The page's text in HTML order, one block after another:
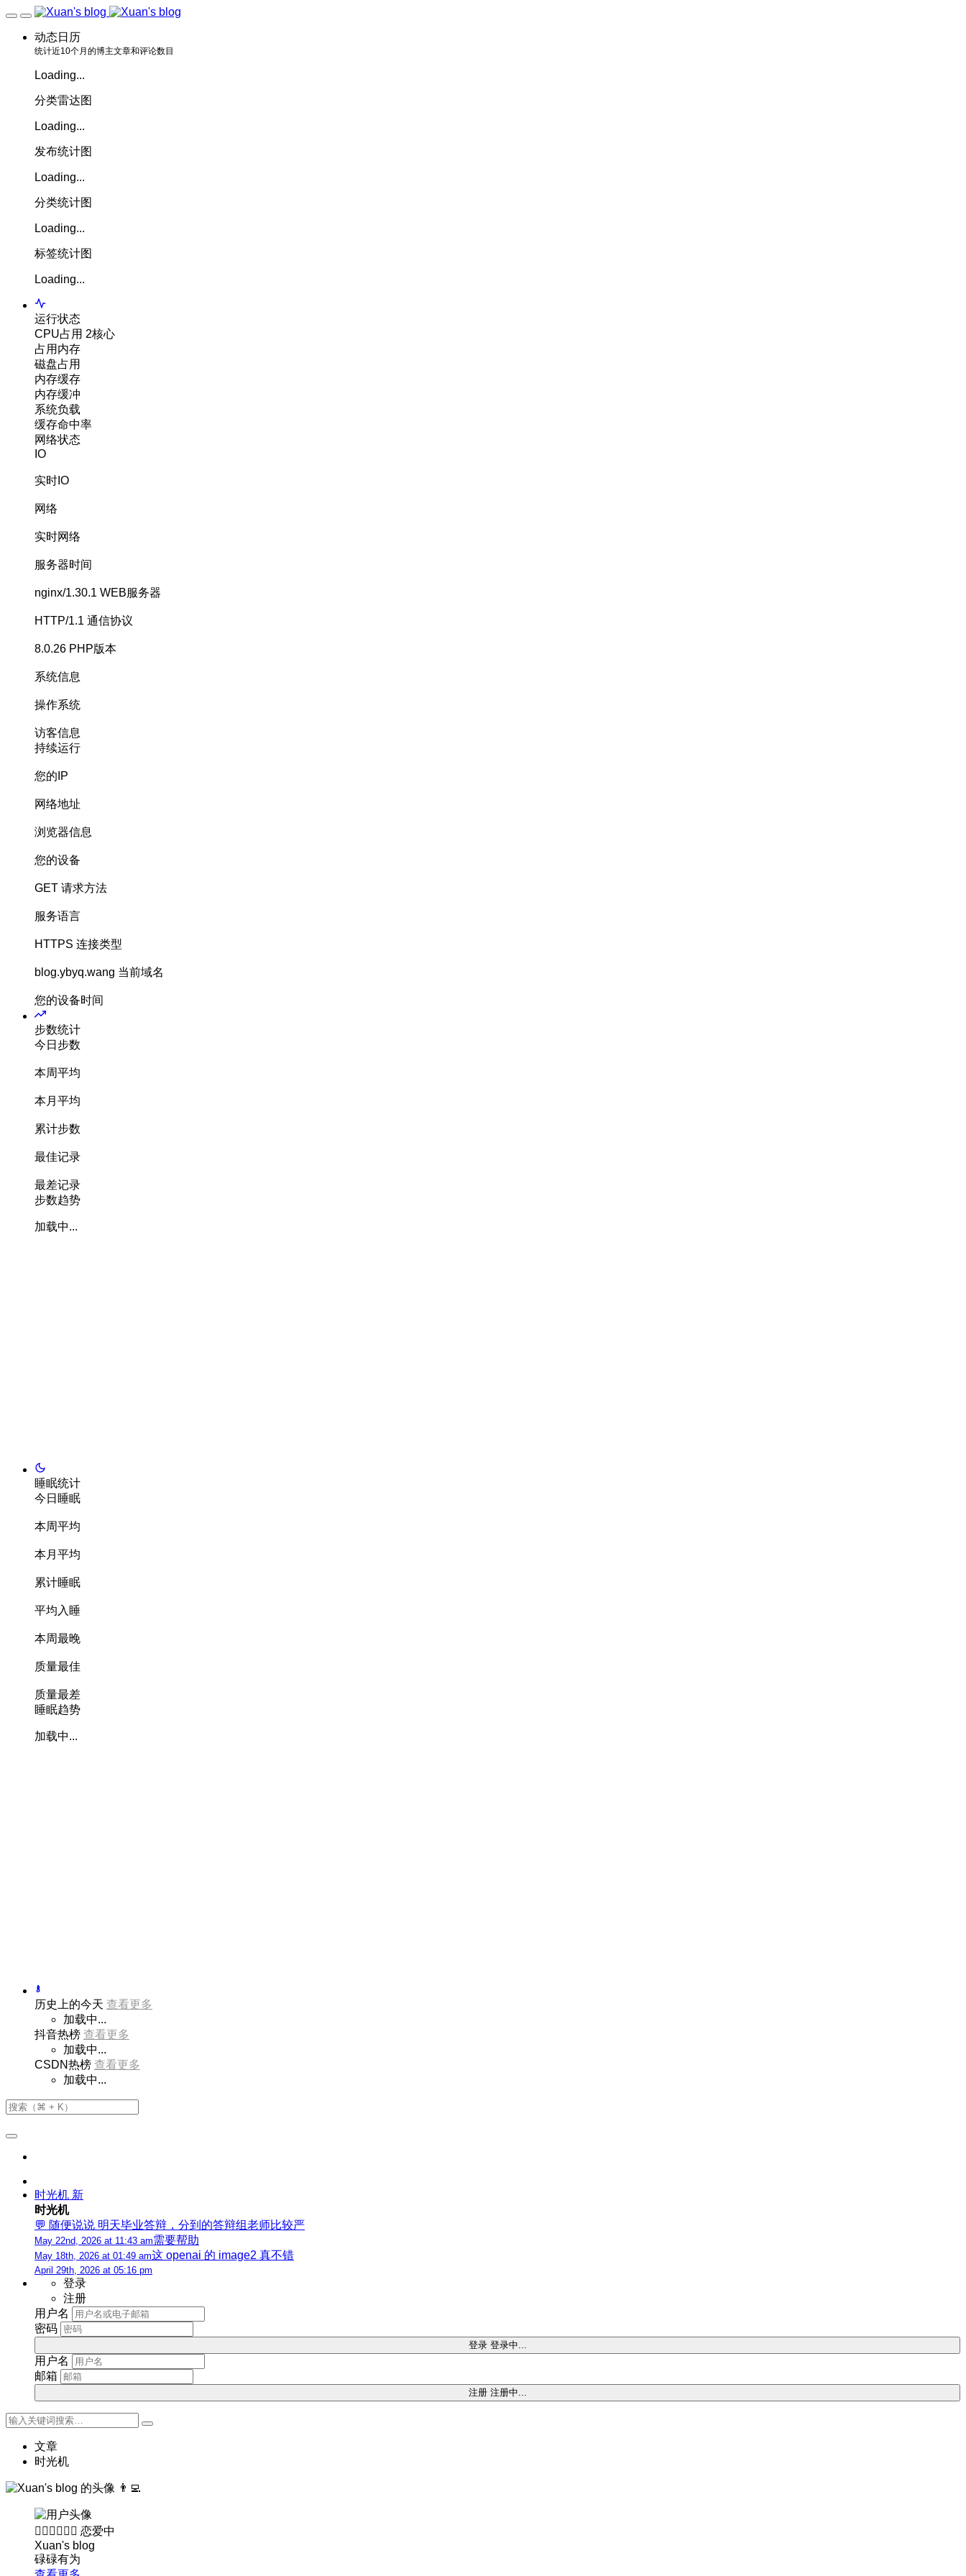
动态日历
统计近10个月的博主文章和评论数目
Loading...
分类雷达图
Loading...
发布统计图
Loading...
分类统计图
Loading...
标签统计图
Loading...
运行状态
CPU占用 2核心
占用内存
磁盘占用
内存缓存
内存缓冲
系统负载
缓存命中率
网络状态
IO
实时IO
网络
实时网络
服务器时间
nginx/1.30.1 WEB服务器
HTTP/1.1 通信协议
8.0.26 PHP版本
系统信息
操作系统
访客信息
持续运行
您的IP
网络地址
浏览器信息
您的设备
GET 请求方法
服务语言
HTTPS 连接类型
blog.ybyq.wang 当前域名
您的设备时间
步数统计
今日步数
本周平均
本月平均
累计步数
最佳记录
最差记录
步数趋势
加载中...
睡眠统计
今日睡眠
本周平均
本月平均
累计睡眠
平均入睡
本周最晚
质量最佳
质量最差
睡眠趋势
加载中...
历史上的今天 查看更多
加载中...
抖音热榜 查看更多
加载中...
CSDN热榜 查看更多
加载中...
时光机 新
时光机
💬 随便说说 明天毕业答辩，分到的答辩组老师比较严
May 22nd, 2026 at 11:43 am需要帮助
May 18th, 2026 at 01:49 am这 openai 的 image2 真不错
April 29th, 2026 at 05:16 pm
登录
注册
用户名
密码
登录 登录中...
用户名
邮箱
注册 注册中...
文章
时光机
👨‍💻
👨🏻‍❤️‍💋‍👩🏻 恋爱中
Xuan's blog
碌碌有为